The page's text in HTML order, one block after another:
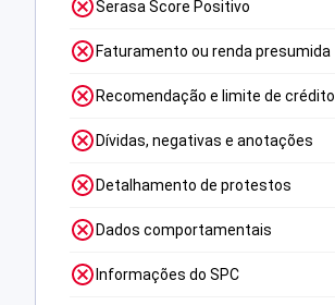
Serasa Score Positivo
Faturamento ou renda presumida
Recomendação e limite de crédito
Dívidas, negativas e anotações
Detalhamento de protestos
Dados comportamentais
Informações do SPC